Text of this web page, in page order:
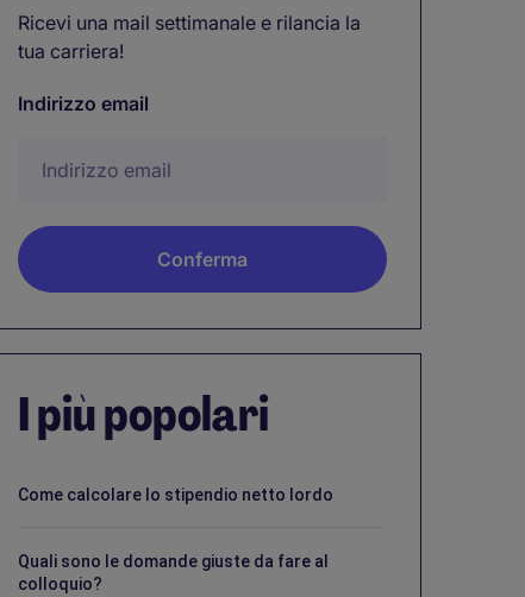
Ricevi una mail settimanale e rilancia la
tua carriera!
Indirizzo email
I più popolari
Come calcolare lo stipendio netto lordo
Quali sono le domande giuste da fare al
colloquio?